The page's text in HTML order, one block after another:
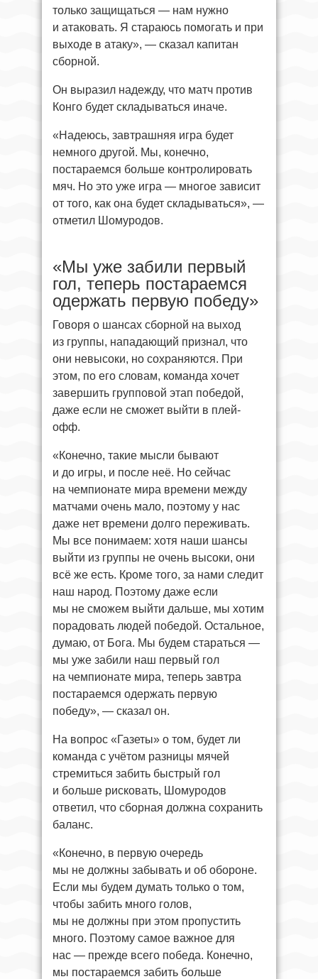
только защищаться — нам нужно
и атаковать. Я стараюсь помогать и при
выходе в атаку», — сказал капитан
сборной.
Он выразил надежду, что матч против
Конго будет складываться иначе.
«Надеюсь, завтрашняя игра будет
немного другой. Мы, конечно,
постараемся больше контролировать
мяч. Но это уже игра — многое зависит
от того, как она будет складываться», —
отметил Шомуродов.
«Мы уже забили первый
гол, теперь постараемся
одержать первую победу»
Говоря о шансах сборной на выход
из группы, нападающий признал, что
они невысоки, но сохраняются. При
этом, по его словам, команда хочет
завершить групповой этап победой,
даже если не сможет выйти в плей-
офф.
«Конечно, такие мысли бывают
и до игры, и после неё. Но сейчас
на чемпионате мира времени между
матчами очень мало, поэтому у нас
даже нет времени долго переживать.
Мы все понимаем: хотя наши шансы
выйти из группы не очень высоки, они
всё же есть. Кроме того, за нами следит
наш народ. Поэтому даже если
мы не сможем выйти дальше, мы хотим
порадовать людей победой. Остальное,
думаю, от Бога. Мы будем стараться —
мы уже забили наш первый гол
на чемпионате мира, теперь завтра
постараемся одержать первую
победу», — сказал он.
На вопрос «Газеты» о том, будет ли
команда с учётом разницы мячей
стремиться забить быстрый гол
и больше рисковать, Шомуродов
ответил, что сборная должна сохранить
баланс.
«Конечно, в первую очередь
мы не должны забывать и об обороне.
Если мы будем думать только о том,
чтобы забить много голов,
мы не должны при этом пропустить
много. Поэтому самое важное для
нас — прежде всего победа. Конечно,
мы постараемся забить больше